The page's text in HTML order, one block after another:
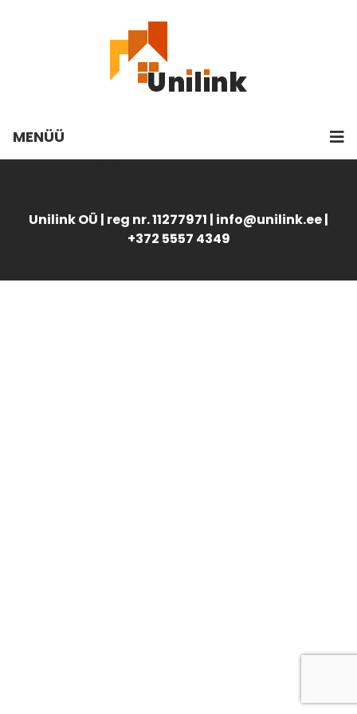
MENÜÜ
Unilink OÜ | reg nr. 11277971 | info@unilink.ee |
+372 5557 4349